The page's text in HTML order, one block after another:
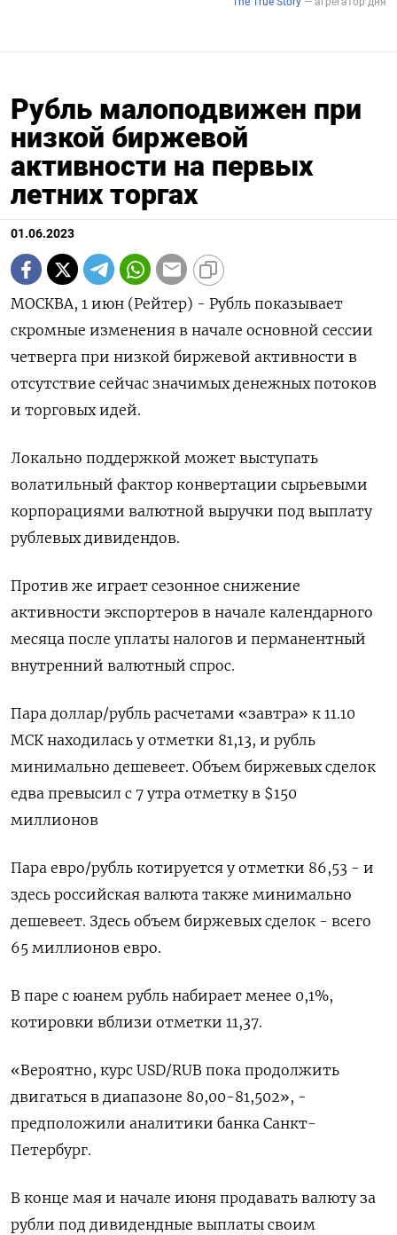
Рубль малоподвижен при
низкой биржевой
активности на первых
летних торгах
01.06.2023
МОСКВА, 1 июн (Рейтер) - Рубль показывает
скромные изменения в начале основной сессии
четверга при низкой биржевой активности в
отсутствие сейчас значимых денежных потоков
и торговых идей.
Локально поддержкой может выступать
волатильный фактор конвертации сырьевыми
корпорациями валютной выручки под выплату
рублевых дивидендов.
Против же играет сезонное снижение
активности экспортеров в начале календарного
месяца после уплаты налогов и перманентный
внутренний валютный спрос.
Пара доллар/рубль расчетами «завтра» к 11.10
МСК находилась у отметки 81,13, и рубль
минимально дешевеет. Объем биржевых сделок
едва превысил с 7 утра отметку в $150
миллионов
Пара евро/рубль котируется у отметки 86,53 - и
здесь российская валюта также минимально
дешевеет. Здесь объем биржевых сделок - всего
65 миллионов евро.
В паре с юанем рубль набирает менее 0,1%,
котировки вблизи отметки 11,37.
«Вероятно, курс USD/RUB пока продолжить
двигаться в диапазоне 80,00-81,502», -
предположили аналитики банка Санкт-
Петербург.
В конце мая и начале июня продавать валюту за
рубли под дивидендные выплаты своим